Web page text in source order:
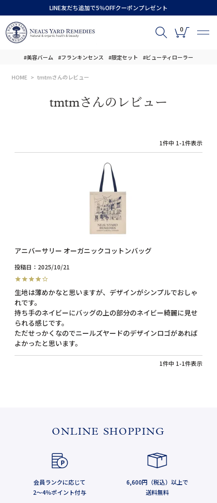
LINE友だち追加で5％OFFクーポンプレゼント
0
#美容バーム #フランキンセンス #限定セット #ビューティローラー
HOME tmtmさんのレビュー
tmtmさんのレビュー
1件中 1-1件表示
アニバーサリー オーガニックコットンバッグ
投稿日 2025/10/21
生地は薄めかなと思いますが、デザインがシンプルでおしゃ
れです。
持ち手のネイビーにバッグの上の部分のネイビー綺麗に見せ
られる感じです。
ただせっかくなのでニールズヤードのデザインロゴがあれば
よかったと思います。
1件中 1-1件表示
ONLINE SHOPPING
会員ランクに応じて
2～4％ポイント付与
6,600円（税込）以上で
送料無料